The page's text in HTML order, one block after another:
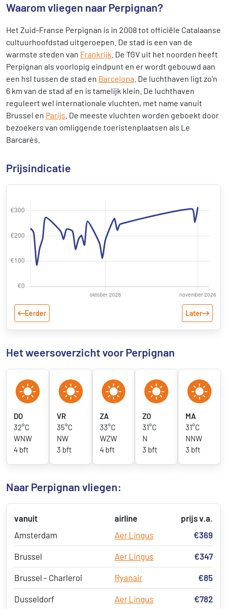
Waarom vliegen naar Perpignan?
Het Zuid-Franse Perpignan is in 2008 tot officiële Catalaanse
cultuurhoofdstad uitgeroepen. De stad is een van de
warmste steden van Frankrijk . De TGV uit het noorden heeft
Perpignan als voorlopig eindpunt en er wordt gebouwd aan
een hsl tussen de stad en Barcelona . De luchthaven ligt zo'n
6 km van de stad af en is tamelijk klein. De luchthaven
reguleert wel internationale vluchten, met name vanuit
Brussel en Parijs . De meeste vluchten worden geboekt door
bezoekers van omliggende toeristenplaatsen als Le
Barcarès.
Prijsindicatie
Eerder Later
Het weersoverzicht voor Perpignan
DO
32°C
WNW
4 bft
VR
35°C
NW
3 bft
ZA
33°C
WZW
4 bft
ZO
31°C
N
3 bft
MA
31°C
NNW
3 bft
Naar Perpignan vliegen:
vanuit airline
prijs v.a.
Amsterdam
Aer Lingus €369
Brussel Aer Lingus €347
Brussel - Charleroi Ryanair €85
Dusseldorf Aer Lingus €782